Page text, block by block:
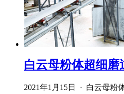
白云母粉体超细磨
2021年1月15日 · 白云母粉